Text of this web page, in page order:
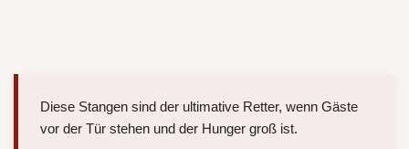
Diese Stangen sind der ultimative Retter, wenn Gäste
vor der Tür stehen und der Hunger groß ist.